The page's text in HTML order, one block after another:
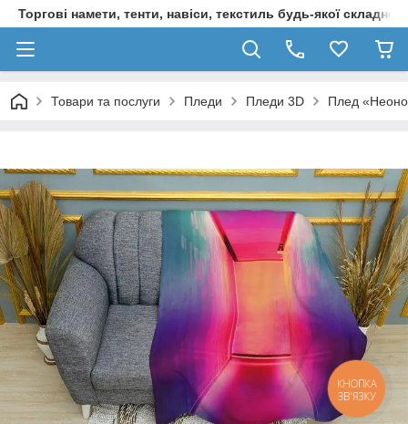
Торгові намети, тенти, навіси, текстиль будь-якої
Товари та послуги Пледи Пледи 3D Плед